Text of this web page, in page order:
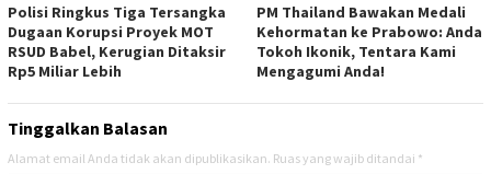
Polisi Ringkus Tiga Tersangka
Dugaan Korupsi Proyek MOT
RSUD Babel, Kerugian Ditaksir
Rp5 Miliar Lebih
PM Thailand Bawakan Medali
Kehormatan ke Prabowo: Anda
Tokoh Ikonik, Tentara Kami
Mengagumi Anda!
Tinggalkan Balasan
Alamat email Anda tidak akan dipublikasikan. Ruas yang wajib ditandai *